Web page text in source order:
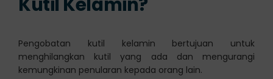
Pengobatan kutil kelamin bertujuan untuk
menghilangkan kutil yang ada dan mengurangi
kemungkinan penularan kepada orang lain.